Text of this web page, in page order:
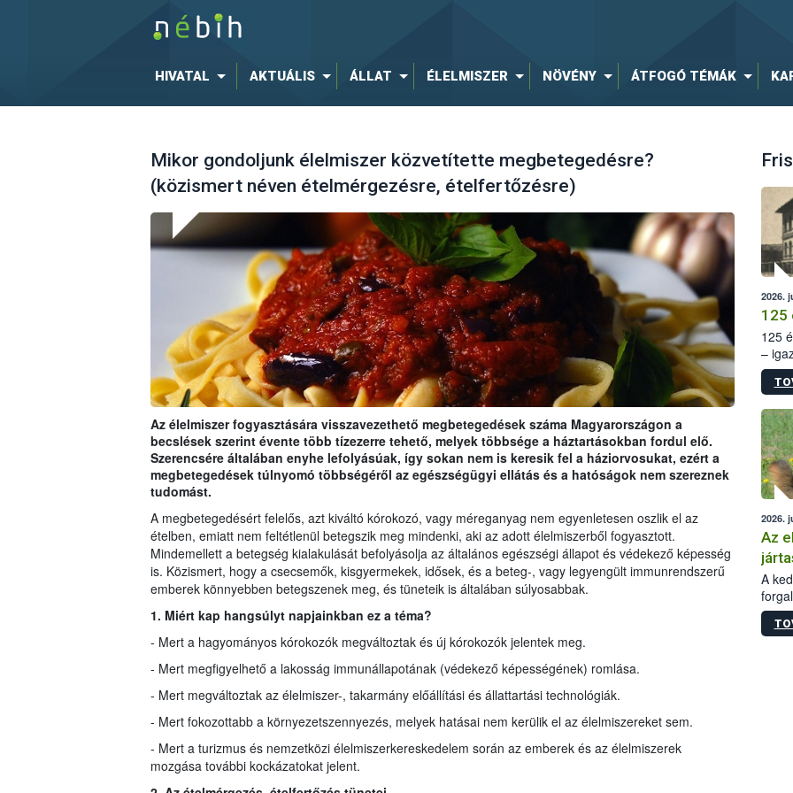
HIVATAL AKTUÁLIS ÁLLAT ÉLELMISZER NÖVÉNY ÁTFOGÓ TÉMÁK
Mikor gondoljunk élelmiszer közvetítette megbetegedésre?
(közismert néven ételmérgezésre, ételfertőzésre)
Az élelmiszer fogyasztására visszavezethető megbetegedések száma Magyarországon a
becslések szerint évente több tízezerre tehető, melyek többsége a háztartásokban fordul elő.
Szerencsére általában enyhe lefolyásúak, így sokan nem is keresik fel a háziorvosukat, ezért a
megbetegedések túlnyomó többségéről az egészségügyi ellátás és a hatóságok nem szereznek
tudomást.
A megbetegedésért felelős, azt kiváltó kórokozó, vagy méreganyag nem egyenletesen oszlik el az
ételben, emiatt nem feltétlenül betegszik meg mindenki, aki az adott élelmiszerből fogyasztott.
Mindemellett a betegség kialakulását befolyásolja az általános egészségi állapot és védekező képesség
is. Közismert, hogy a csecsemők, kisgyermekek, idősek, és a beteg-, vagy legyengült immunrendszerű
emberek könnyebben betegszenek meg, és tüneteik is általában súlyosabbak.
1. Miért kap hangsúlyt napjainkban ez a téma?
- Mert a hagyományos kórokozók megváltoztak és új kórokozók jelentek meg.
- Mert megfigyelhető a lakosság immunállapotának (védekező képességének) romlása.
- Mert megváltoztak az élelmiszer-, takarmány előállítási és állattartási technológiák.
- Mert fokozottabb a környezetszennyezés, melyek hatásai nem kerülik el az élelmiszereket sem.
- Mert a turizmus és nemzetközi élelmiszerkereskedelem során az emberek és az élelmiszerek
mozgása további kockázatokat jelent.
2026.
125
125
–
15.
2026.
Az
A